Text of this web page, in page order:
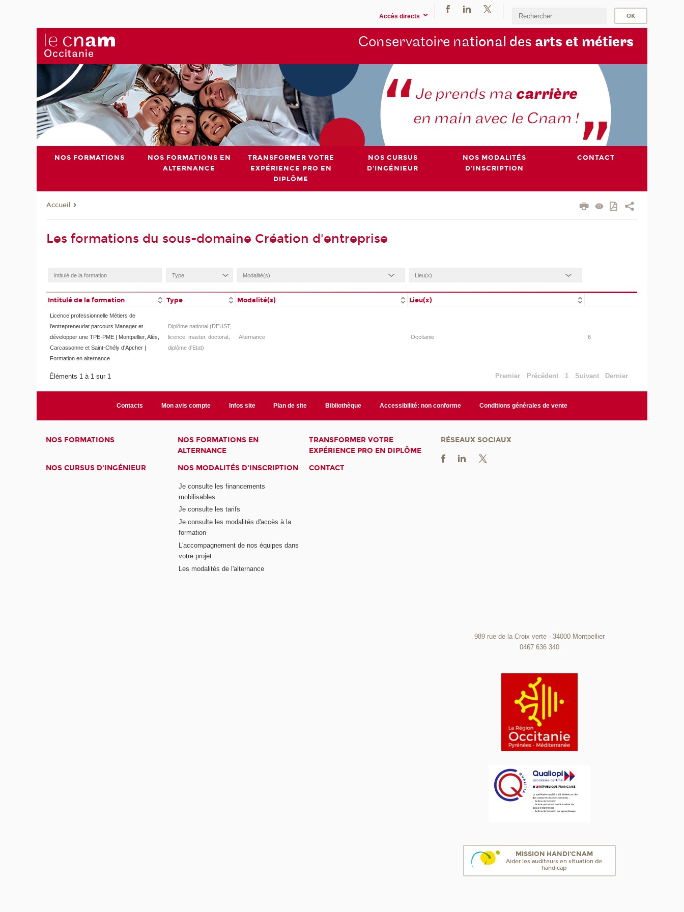
Accès directs
Conservatoire national des arts et métiers
NOS FORMATIONS
NOS FORMATIONS EN
ALTERNANCE
TRANSFORMER VOTRE
EXPÉRIENCE PRO EN
DIPLÔME
NOS CURSUS
D'INGÉNIEUR
NOS MODALITÉS
D'INSCRIPTION
CONTACT
Accueil
Les formations du sous-domaine Création d'entreprise
Intitulé de la formation Type Modalité(s) Lieu(x)
Licence professionnelle Métiers de
l'entrepreneuriat parcours Manager et
développer une TPE-PME | Montpellier, Alès,
Carcassonne et Saint-Chély d'Apcher |
Formation en alternance
Diplôme national (DEUST,
licence, master, doctorat,
diplôme d'Etat)
Alternance Occitanie 6
Éléments 1 à 1 sur 1 Premier Précédent 1 Suivant Dernier
Contacts Mon avis compte Infos site Plan de site Bibliothèque Accessibilité: non conforme Conditions générales de vente
NOS FORMATIONS
NOS FORMATIONS EN
ALTERNANCE
TRANSFORMER VOTRE
EXPÉRIENCE PRO EN DIPLÔME
NOS CURSUS D'INGÉNIEUR
NOS MODALITÉS D'INSCRIPTION
Je consulte les financements
mobilisables
Je consulte les tarifs
Je consulte les modalités d'accès à la
formation
L'accompagnement de nos équipes dans
votre projet
Les modalités de l'alternance
CONTACT
RÉSEAUX SOCIAUX
989 rue de la Croix verte - 34000 Montpellier
0467 636 340
MISSION HANDI'CNAM
Aider les auditeurs en situation de
handicap